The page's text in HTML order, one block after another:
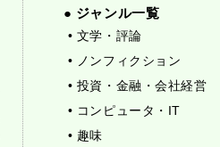
● ジャンル一覧
• 文学・評論
• ノンフィクション
• 投資・金融・会社経営
• コンピュータ・IT
• 趣味